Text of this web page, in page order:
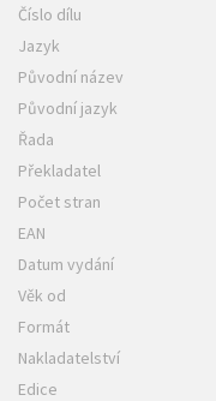
Číslo dílu
Jazyk
Původní název
Původní jazyk
Řada
Překladatel
Počet stran
EAN
Datum vydání
Věk od
Formát
Nakladatelství
Edice